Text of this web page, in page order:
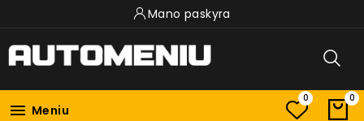
Mano paskyra
 Meniu
0 0